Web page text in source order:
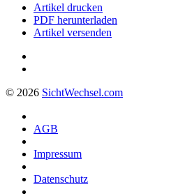
Artikel drucken
PDF herunterladen
Artikel versenden
© 2026 SichtWechsel.com
AGB
Impressum
Datenschutz